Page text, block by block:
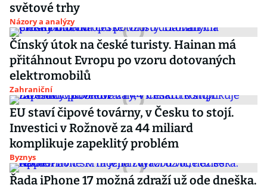
světové trhy
Názory a analýzy
Čínský útok na české turisty. Hainan má
přitáhnout Evropu po vzoru dotovaných
elektromobilů
Zahraniční
EU staví čipové továrny, v Česku to stojí.
Investici v Rožnově za 44 miliard
komplikuje zapeklitý problém
Byznys
Řada iPhone 17 možná zdraží už ode dneška.